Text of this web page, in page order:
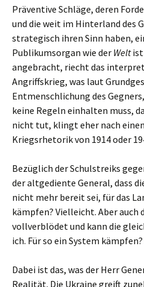
Präventive Schläge, deren
und die weit im Hinterland des
strategisch ihren Sinn haben,
Publikumsorgan wie der Weltist
angebracht, riecht das
Angriffskrieg, was laut
Entmenschlichung des
keine Regeln einhalten muss,
nicht tut, klingt eher nach
Kriegsrhetorik von 1914 oder
Bezüglich der Schulstreiks
der altgediente General, dass
nicht mehr bereit sei, für das
kämpfen? Vielleicht. Aber auch
vollverblödet und kann die
ich. Für so ein System
Dabei ist das, was der Herr
Realität. Die Ukraine greift